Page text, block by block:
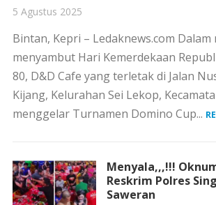
5 Agustus 2025
Bintan, Kepri – Ledaknews.com Dalam
menyambut Hari Kemerdekaan
80, D&D Cafe yang terletak di Jalan
Kijang, Kelurahan Sei Lekop,
menggelar Turnamen Domino Cup...
Menyala,,,!!!
Reskrim Polres
Saweran